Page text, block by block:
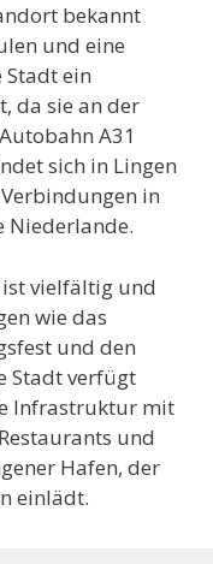
bekannt
und eine
Stadt ein
da sie an der
A31
sich in Lingen
in
Niederlande.
vielfältig und
wie das
und den
Stadt verfügt
Infrastruktur mit
und
Hafen, der
einlädt.